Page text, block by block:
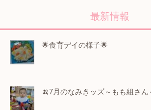
最新情報
🌟食育デイの様子🌟
🍌7月のなみきッズ～もも組さん